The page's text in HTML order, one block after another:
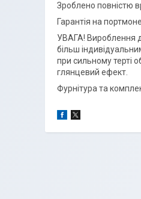
Зроблено повністю
Гарантія на
УВАГА! Вироблення
більш
при сильному терті
глянцевий ефект.
Фурнітура та